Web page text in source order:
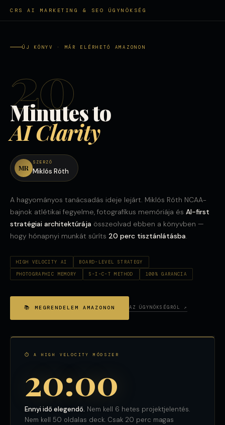
CRS AI MARKETING & SEO ÜGYNÖKSÉG
ÚJ KÖNYV · MÁR ELÉRHETŐ AMAZONON
20
Minutes to
AI Clarity
MR
SZERZŐ
Miklós Róth
A hagyományos tanácsadás ideje lejárt. Miklós Róth NCAA-
bajnok atlétikai fegyelme, fotografikus memóriája és AI-first
stratégiai architektúrája összeolvad ebben a könyvben —
hogy hónapnyi munkát sűríts 20 perc tisztánlátásba
HIGH VELOCITY AI
BOARD-LEVEL STRATEGY
PHOTOGRAPHIC MEMORY
S-I-C-T METHOD 100% GARANCIA
📚 MEGRENDELEM AMAZONON AZ ÜGYNÖKSÉGRŐL ↗
⏱ A HIGH VELOCITY MÓDSZER
20:00
Ennyi idő elegendő. Nem kell 6 hetes projektjelentés.
Nem kell 50 oldalas deck. Csak 20 perc magas